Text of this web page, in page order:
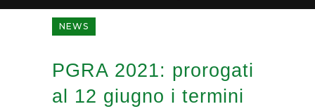
NEWS
PGRA 2021: prorogati
al 12 giugno i termini